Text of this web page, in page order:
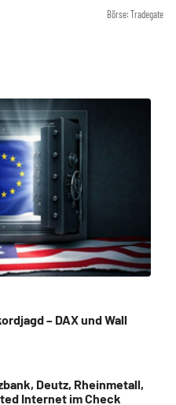
Börse: Tradegate
– DAX und Wall
Deutz, Rheinmetall,
Internet im Check